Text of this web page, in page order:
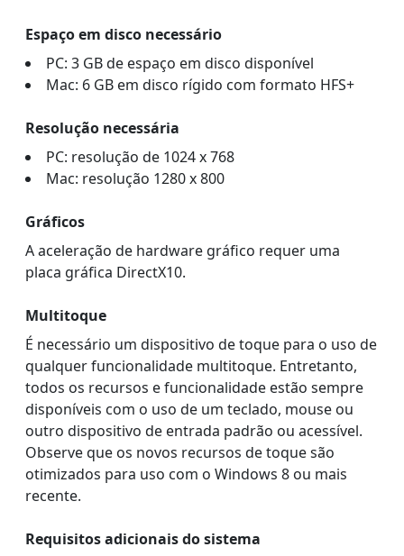
Espaço em disco necessário
PC: 3 GB de espaço em disco disponível
Mac: 6 GB em disco rígido com formato HFS+
Resolução necessária
PC: resolução de 1024 x 768
Mac: resolução 1280 x 800
Gráficos
A aceleração de hardware gráfico requer uma
placa gráfica DirectX10.
Multitoque
É necessário um dispositivo de toque para o uso de
qualquer funcionalidade multitoque. Entretanto,
todos os recursos e funcionalidade estão sempre
disponíveis com o uso de um teclado, mouse ou
outro dispositivo de entrada padrão ou acessível.
Observe que os novos recursos de toque são
otimizados para uso com o Windows 8 ou mais
recente.
Requisitos adicionais do sistema